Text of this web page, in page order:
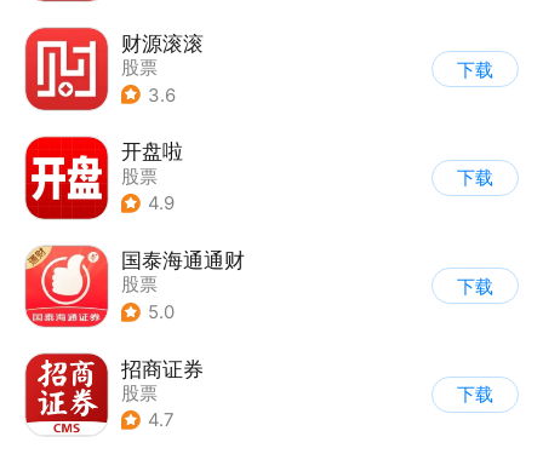
财源滚滚
股票
3.6
下载
开盘啦
股票
4.9
下载
国泰海通通财
股票
5.0
下载
招商证券
股票
4.7
下载